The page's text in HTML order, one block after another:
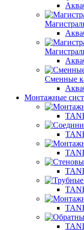
Сменные
Монтажные